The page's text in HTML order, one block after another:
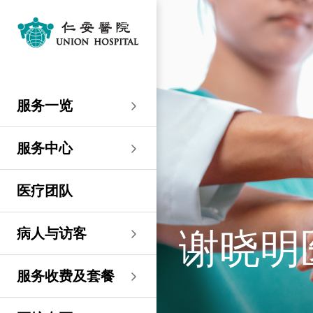
服务一览
服务一览
急症及门诊
专科服务
专科服务
妇产科／生殖医学
妇产科／生殖医学
妇产科
生殖医学科
外科
外科
乳房健康
泌尿外科
心胸肺外科
整形外科
骨科
内科
肠胃肝脏科
呼吸系统科
内分泌及糖尿科
肾科
肿瘤科
儿科
小儿外科及小儿泌尿科
过敏专科服务
其他医疗服务
其他医疗服务
健康检查
疫苗注射
物理治疗
言语治疗
服务中心
服务中心
大围仁安医院
仁安微创中心
儿科/婴儿健康中心
乳房保健及治疗中心
仁安内视镜及日间手
术中心
尖沙咀 H Zentre
尖沙咀 H Zentre
仁安肿瘤中心
仁安医疗造影体检中
心
尖沙咀美丽华广场
尖沙咀美丽华广场
仁安植发中心
仁安医院分科诊所 (尖
沙咀)
仁安医院分科诊所 (尖
仁安医院分科诊所 (尖
沙咀) 内视镜及日间治
疗中心
分科诊所
分科诊所
沙咀)
仁安医院分科诊所 (将
军澳)
仁安医院分科诊所
仁安医院分科诊所
仁安医院分科诊所
(荃湾)
医疗团队
病人与访客
病人与访客
入院准备
留院指南
部门服务时间
恶劣天气安排
病人权益
病人权益
病人与家庭委员会
意见回馈
健康资讯
健康资讯
小册子
服务收费及套餐
服务收费及套餐
医疗券计划
医护专区
费用预算
费用预算
度的先导计划
住院及手术费用预计表
服务费用预算
休假通知只适用于V-
CODE医生
护士训练学校
护士网上培训系统
(CNE)
关于仁安
仁安概览
纪念日志
医学研究
认证及奖项
仁心仁术慈善计划
资讯中心
资讯中心
新闻稿
专栏文章
小册子
感染控制
职位空缺
联络我们
位置及交通
意见回馈
其他查询
谢晓明